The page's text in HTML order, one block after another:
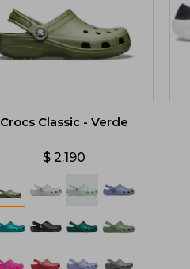
Crocs Classic - Verde
$ 2.190